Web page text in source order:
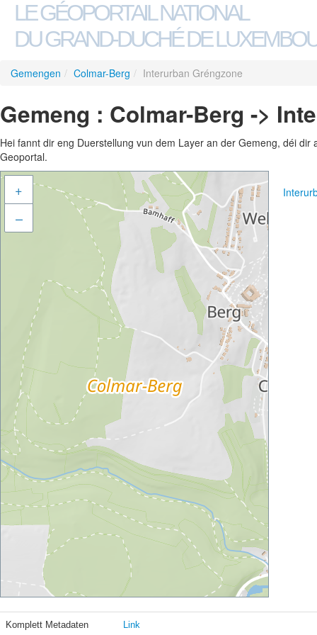
LE GÉOPORTAIL NATIONAL
DU GRAND-DUCHÉ DE
Gemengen / Colmar-Berg / Interurban Gréngzone
Gemeng : Colmar-Berg ->
Hei fannt dir eng Duerstellung vun dem Layer an der Gemeng, déi
Geoportal.
+
–
Komplett Metadaten Link